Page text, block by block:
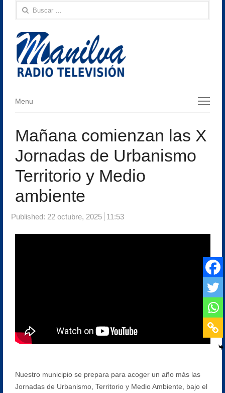
Buscar:
Menu
Menu
Mañana comienzan las X
Jornadas de Urbanismo
Territorio y Medio
ambiente
Published: 22 octubre, 2025 11:53
Nuestro municipio se prepara para acoger un año más las
Jornadas de Urbanismo, Territorio y Medio Ambiente, bajo el